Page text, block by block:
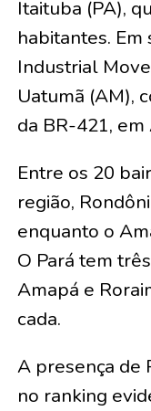
Itaituba (PA),
habitantes.
Industrial
Uatumã (AM),
da BR-421, em
Entre os 20
região,
enquanto o
O Pará tem
Amapá e
cada.
A presença de
no ranking